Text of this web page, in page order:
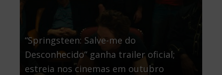
“Springsteen: Salve-me do
Desconhecido” ganha trailer oficial;
estreia nos cinemas em outubro